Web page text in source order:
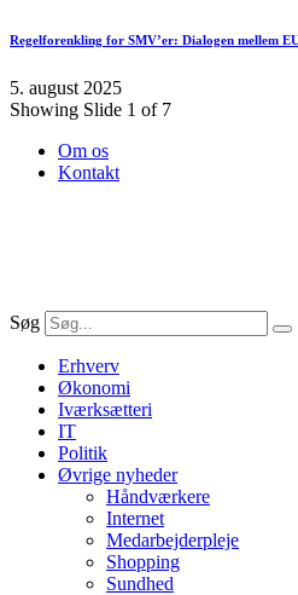
Regelforenkling for SMV’er: Dialogen mellem
5. august 2025
Showing Slide 1 of 7
Om os
Kontakt
Søg
Erhverv
Økonomi
Iværksætteri
IT
Politik
Øvrige nyheder
Håndværkere
Internet
Medarbejderpleje
Shopping
Sundhed